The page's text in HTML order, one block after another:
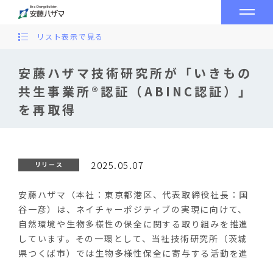
安藤ハザマ技術研究所が「いきもの
共生事業所®認証（ABINC認証）」
を再取得
リスト表示で見る
リリース 2025.05.07
安藤ハザマ（本社：東京都港区、代表取締役社長：国
谷一彦）は、ネイチャーポジティブの実現に向けて、
自然環境や生物多様性の保全に関する取り組みを推進
しています。その一環として、当社技術研究所（茨城
県つくば市）では生物多様性保全に寄与する活動を進